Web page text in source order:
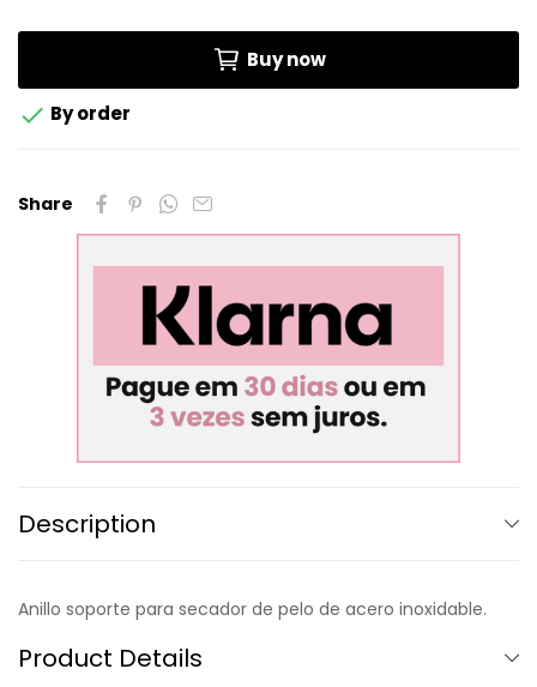
Buy now
 By order
Share
Description
Anillo soporte para secador de pelo de acero inoxidable.
Product Details